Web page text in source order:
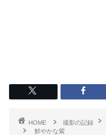
HOME 撮影の記録
鮮やかな紫